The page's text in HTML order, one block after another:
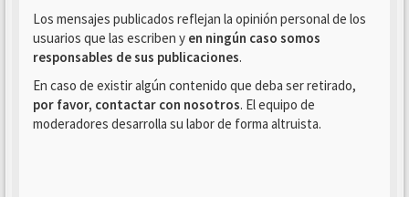
Los mensajes publicados reflejan la opinión personal de los
usuarios que las escriben y en ningún caso somos
responsables de sus publicaciones.
En caso de existir algún contenido que deba ser retirado,
por favor, contactar con nosotros. El equipo de
moderadores desarrolla su labor de forma altruista.